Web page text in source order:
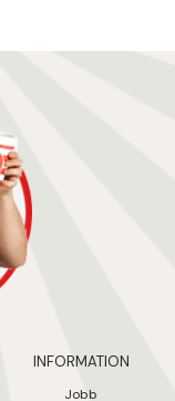
INFORMATION
Jobb